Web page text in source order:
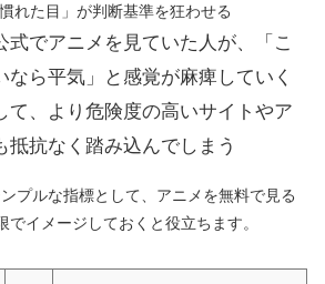
れた目」が判断基準を狂わせる
式でアニメを見ていた人が、「こ
なら平気」と感覚が麻痺していく
て、より危険度の高いサイトやア
抵抗なく踏み込んでしまう
プルな指標として、アニメを無料で見る
イメージしておくと役立ちます。